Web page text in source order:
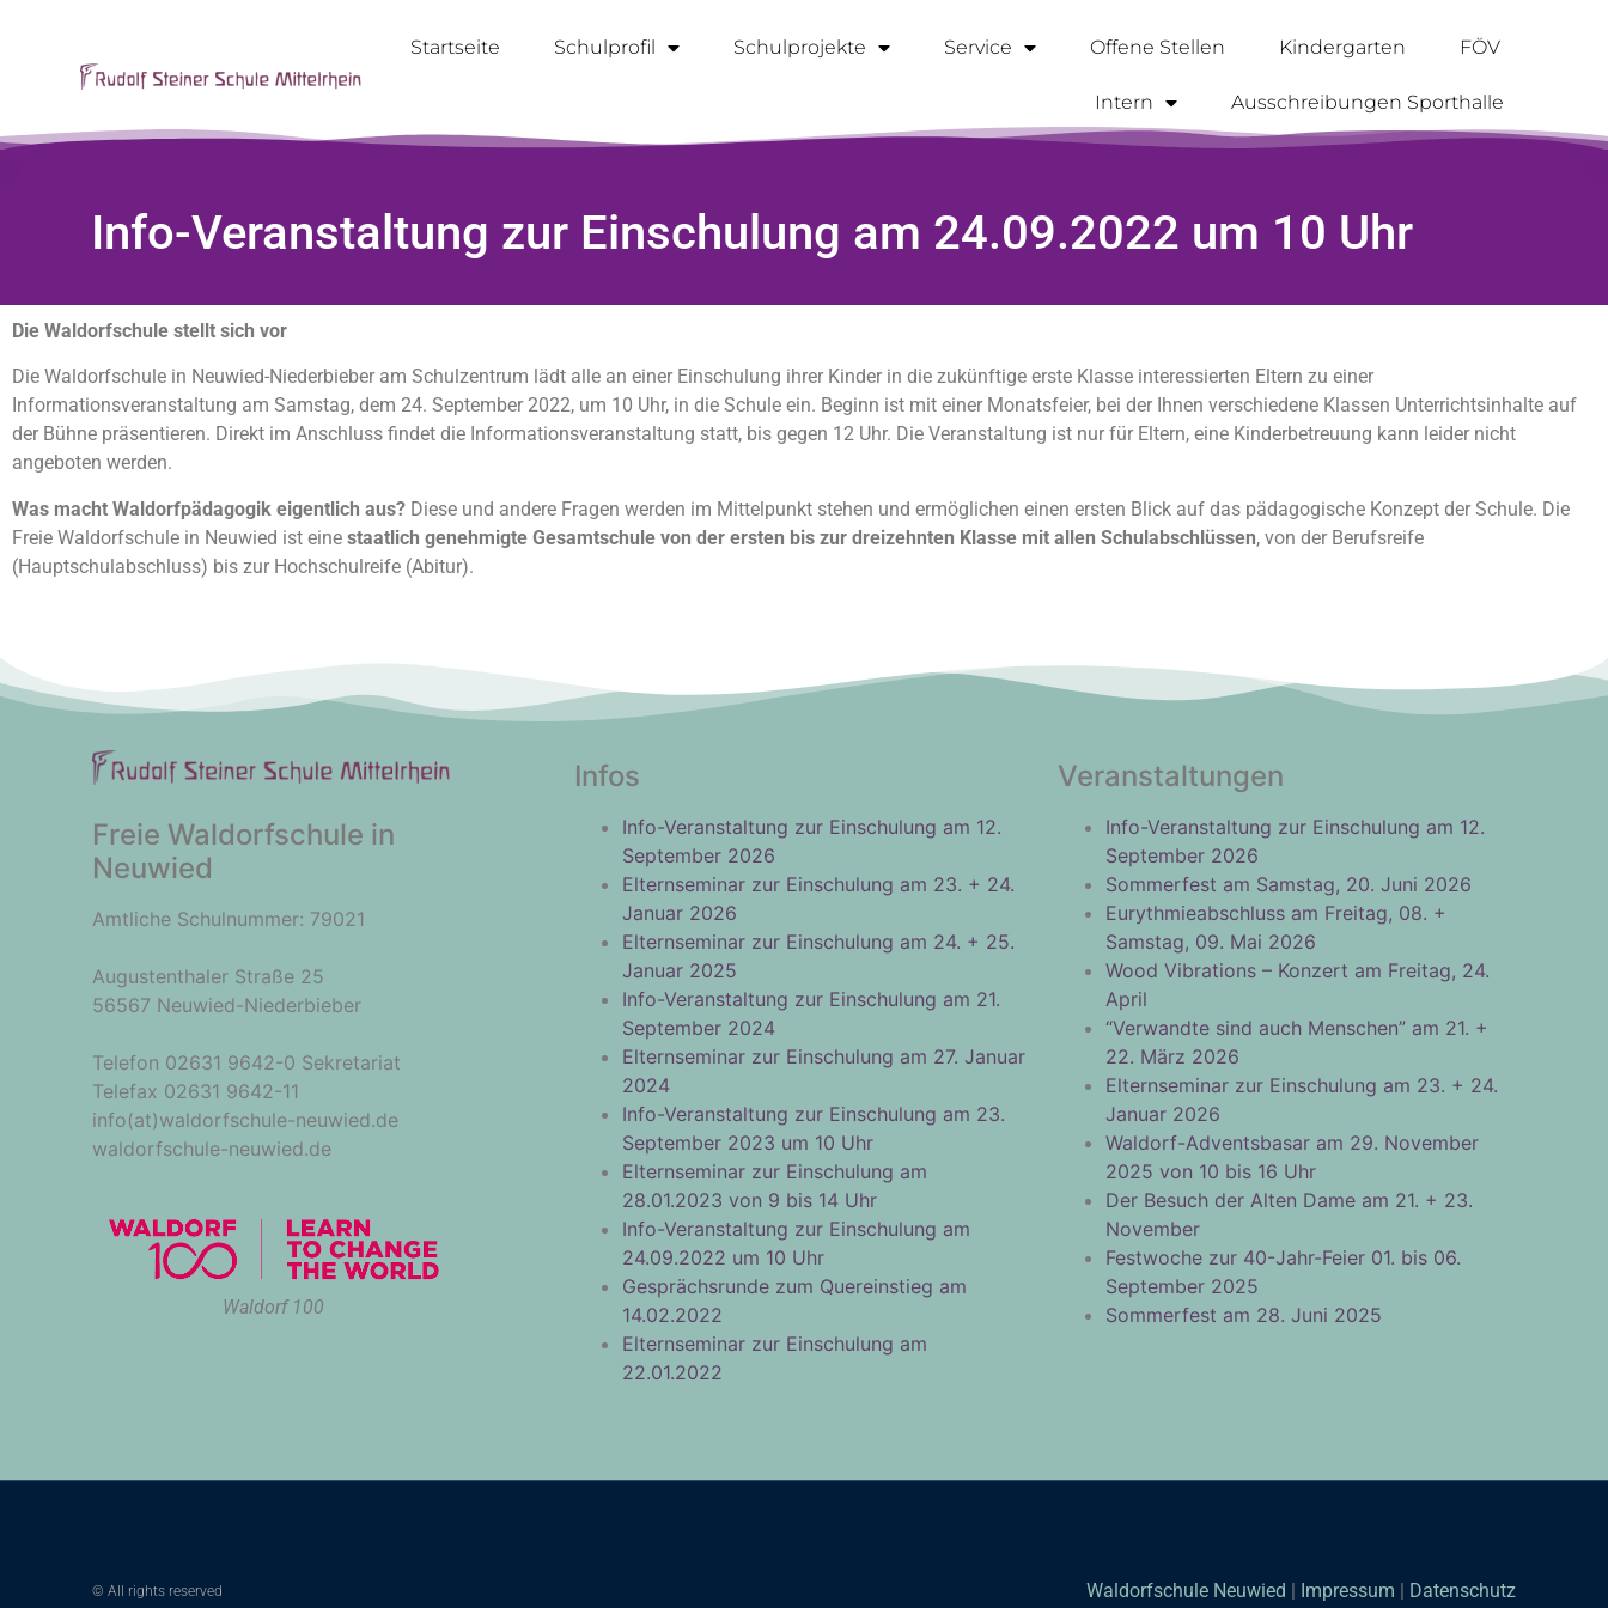
Startseite Schulprofil Schulprojekte Service Offene Stellen Kindergarten FÖV
Intern Ausschreibungen Sporthalle
Info-Veranstaltung zur Einschulung am 24.09.2022 um 10 Uhr
Die Waldorfschule stellt sich vor
Die Waldorfschule in Neuwied-Niederbieber am Schulzentrum lädt alle an einer Einschulung ihrer Kinder in die zukünftige erste Klasse interessierten Eltern zu einer
Informationsveranstaltung am Samstag, dem 24. September 2022, um 10 Uhr, in die Schule ein. Beginn ist mit einer Monatsfeier, bei der Ihnen verschiedene Klassen Unterrichtsinhalte auf
der Bühne präsentieren. Direkt im Anschluss findet die Informationsveranstaltung statt, bis gegen 12 Uhr. Die Veranstaltung ist nur für Eltern, eine Kinderbetreuung kann leider nicht
angeboten werden.
Was macht Waldorfpädagogik eigentlich aus? Diese und andere Fragen werden im Mittelpunkt stehen und ermöglichen einen ersten Blick auf das pädagogische Konzept der Schule. Die
Freie Waldorfschule in Neuwied ist eine staatlich genehmigte Gesamtschule von der ersten bis zur dreizehnten Klasse mit allen Schulabschlüssen, von der Berufsreife
(Hauptschulabschluss) bis zur Hochschulreife (Abitur).
Freie Waldorfschule in
Neuwied
Amtliche Schulnummer: 79021
Augustenthaler Straße 25
56567 Neuwied-Niederbieber
Telefon 02631 9642-0 Sekretariat
Telefax 02631 9642-11
info(at)waldorfschule-neuwied.de
waldorfschule-neuwied.de
Waldorf 100
Infos
Info-Veranstaltung zur Einschulung am 12.
September 2026
Elternseminar zur Einschulung am 23. + 24.
Januar 2026
Elternseminar zur Einschulung am 24. + 25.
Januar 2025
Info-Veranstaltung zur Einschulung am 21.
September 2024
Elternseminar zur Einschulung am 27. Januar
2024
Info-Veranstaltung zur Einschulung am 23.
September 2023 um 10 Uhr
Elternseminar zur Einschulung am
28.01.2023 von 9 bis 14 Uhr
Info-Veranstaltung zur Einschulung am
24.09.2022 um 10 Uhr
Gesprächsrunde zum Quereinstieg am
14.02.2022
Elternseminar zur Einschulung am
22.01.2022
Veranstaltungen
Info-Veranstaltung zur Einschulung am 12.
September 2026
Sommerfest am Samstag, 20. Juni 2026
Eurythmieabschluss am Freitag, 08. +
Samstag, 09. Mai 2026
Wood Vibrations – Konzert am Freitag, 24.
April
“Verwandte sind auch Menschen” am 21. +
22. März 2026
Elternseminar zur Einschulung am 23. + 24.
Januar 2026
Waldorf-Adventsbasar am 29. November
2025 von 10 bis 16 Uhr
Der Besuch der Alten Dame am 21. + 23.
November
Festwoche zur 40-Jahr-Feier 01. bis 06.
September 2025
Sommerfest am 28. Juni 2025
© All rights reserved Waldorfschule Neuwied | Impressum | Datenschutz